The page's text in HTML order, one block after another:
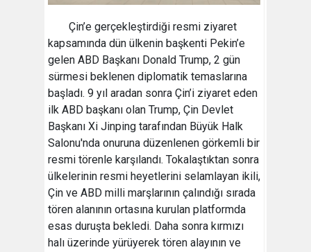
Çin’e gerçekleştirdiği resmi ziyaret
kapsamında dün ülkenin başkenti Pekin’e
gelen ABD Başkanı Donald Trump, 2 gün
sürmesi beklenen diplomatik temaslarına
başladı. 9 yıl aradan sonra Çin’i ziyaret eden
ilk ABD başkanı olan Trump, Çin Devlet
Başkanı Xi Jinping tarafından Büyük Halk
Salonu'nda onuruna düzenlenen görkemli bir
resmi törenle karşılandı. Tokalaştıktan sonra
ülkelerinin resmi heyetlerini selamlayan ikili,
Çin ve ABD milli marşlarının çalındığı sırada
tören alanının ortasına kurulan platformda
esas duruşta bekledi. Daha sonra kırmızı
halı üzerinde yürüyerek tören alayının ve